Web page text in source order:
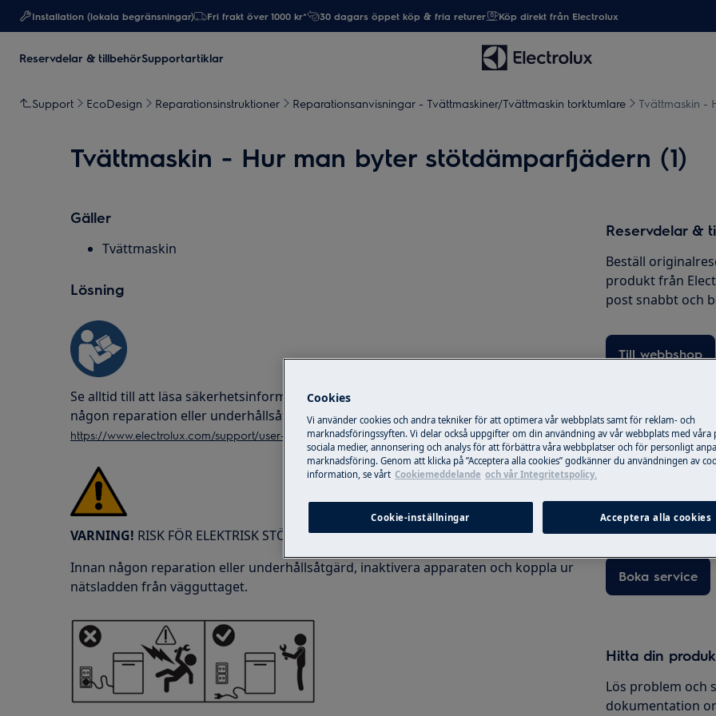
Installation (lokala begränsningar) Fri frakt över 1000 kr* 30 dagars öppet köp & fria returer Köp direkt från Electrolux
Reservdelar & tillbehörSupportartiklar
Support EcoDesign Reparationsinstruktioner Reparationsanvisningar - Tvättmaskiner/Tvättmaskin torktumlare Tvättmaskin -
Tvättmaskin - Hur man byter stötdämparfjädern (1)
Gäller
Tvättmaskin
Lösning
Se alltid till att läsa säkerhetsinformationen i produktens användarhandbok innan
någon reparation eller underhållsåtgärd utförs.
https://www.electrolux.com/support/user-manuals/
VARNING! RISK FÖR ELEKTRISK STÖT
Innan någon reparation eller underhållsåtgärd, inaktivera apparaten och koppla ur
nätsladden från vägguttaget.
Reservdelar &
Beställ
produkt från
post snabbt och
Till webbshop
Boka service
Är din produkt i
gärna. Alla våra
använder oss
erbjuder vi
Boka service
Hitta din
Lös problem och
dokumentation
Cookies
Vi använder cookies och andra tekniker för att optimera vår webbplats samt för reklam- och
marknadsföringssyften. Vi delar också uppgifter om din användning av vår webbplats med våra
sociala medier, annonsering och analys för att förbättra våra webbplatser och för personligt
marknadsföring. Genom att klicka på ”Acceptera alla cookies” godkänner du användningen av
information, se vårt Cookiemeddelande och vår Integritetspolicy.
Cookie-inställningar Acceptera alla cookies